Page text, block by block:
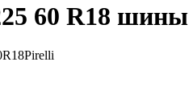
60 R18 шины
R18Pirelli